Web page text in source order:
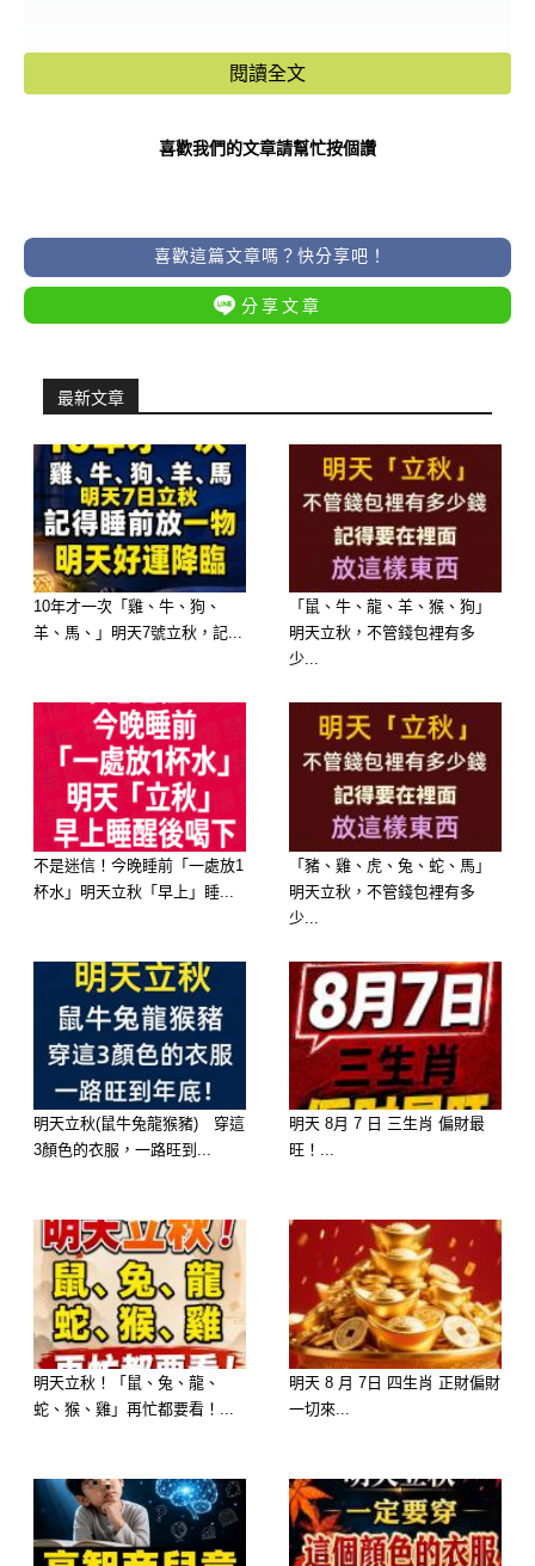
.
.
.
.
.
閱讀全文
喜歡我們的文章請幫忙按個讚
喜歡這篇文章嗎？快分享吧！
分享文章
最新文章
10年才一次「雞、牛、狗、
羊、馬、」明天7號立秋，記...
「鼠、牛、龍、羊、猴、狗」
明天立秋，不管錢包裡有多
少...
不是迷信！今晚睡前「一處放1
杯水」明天立秋「早上」睡...
「豬、雞、虎、兔、蛇、馬」
明天立秋，不管錢包裡有多
少...
明天立秋(鼠牛兔龍猴豬) 穿這
3顏色的衣服，一路旺到...
明天 8月 7 日 三生肖 偏財最
旺！...
明天立秋！「鼠、兔、龍、
蛇、猴、雞」再忙都要看！...
明天 8 月 7日 四生肖 正財偏財
一切來...